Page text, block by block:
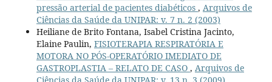
pressão arterial de pacientes diabéticos , Arquivos de
Ciências da Saúde da UNIPAR: v. 7 n. 2 (2003)
Heiliane de Brito Fontana, Isabel Cristina Jacinto,
Elaine Paulin, FISIOTERAPIA RESPIRATÓRIA E
MOTORA NO PÓS-OPERATÓRIO IMEDIATO DE
GASTROPLASTIA – RELATO DE CASO , Arquivos de